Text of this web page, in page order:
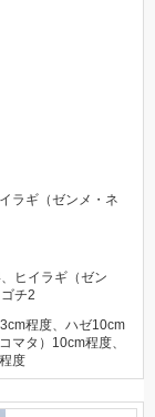
ラギ（ゼンメ・ネ
ヒイラギ（ゼン
チ2
程度、ハゼ10cm
マタ）10cm程度、
度